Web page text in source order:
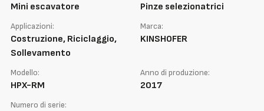
Mini escavatore Pinze selezionatrici
Applicazioni:
Costruzione, Riciclaggio,
Sollevamento
Marca:
KINSHOFER
Modello:
HPX-RM
Anno di produzione:
2017
Numero di serie: